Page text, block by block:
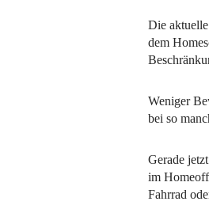
Die
dem
Weniger
bei so
Gerade
im
Fahrrad